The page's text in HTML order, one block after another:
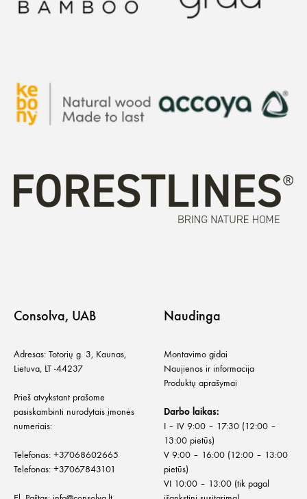
Consolva, UAB
Adresas: Totorių g. 3, Kaunas,
Lietuva, LT -44237
Prieš atvykstant prašome
pasiskambinti nurodytais įmonės
numeriais:
Telefonas: +37068602665
Telefonas: +37067843101
Naudinga
Montavimo gidai
Naujienos ir informacija
Produktų aprašymai
Darbo laikas:
I – IV 9:00 – 17:30 (12:00 –
13:00 pietūs)
V 9:00 – 16:00 (12:00 – 13:00
pietūs)
VI 10:00 – 13:00 (tik pagal